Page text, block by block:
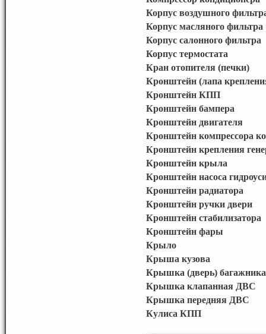
Корпус воздушного
Корпус масляного фильтра
Корпус салонного фильтра
Корпус термостата
Кран отопителя (печки)
Кронштейн (лапа
Кронштейн КПП
Кронштейн бампера
Кронштейн двигателя
Кронштейн компрессора
Кронштейн крепления
Кронштейн крыла
Кронштейн насоса
Кронштейн радиатора
Кронштейн ручки двери
Кронштейн стабилизатора
Кронштейн фары
Крыло
Крыша кузова
Крышка (дверь) багажника
Крышка клапанная ДВС
Крышка передняя ДВС
Кулиса КПП